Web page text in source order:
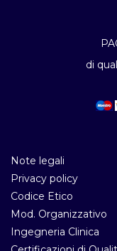
di
Note legali
Privacy policy
Codice Etico
Mod. Organizzativo
Ingegneria Clinica